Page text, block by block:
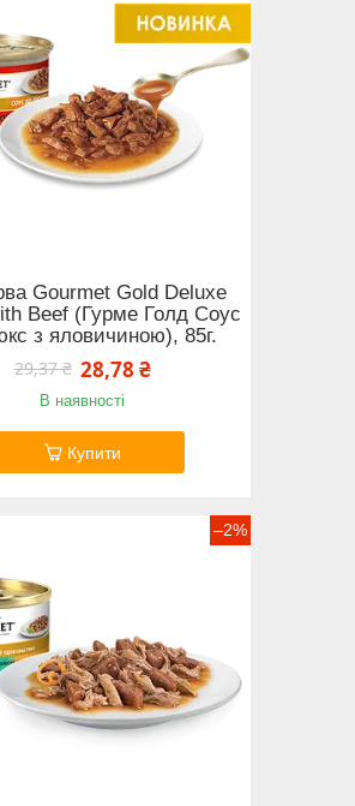
Gourmet Gold Deluxe
Beef (Гурме Голд Соус
з яловичиною), 85г.
29,37 ₴ 28,78 ₴
В наявності
Купити
–2%